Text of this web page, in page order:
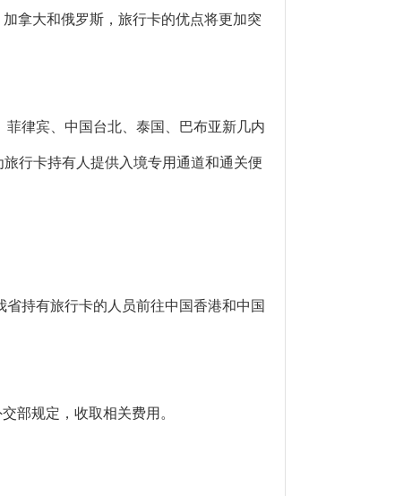
拿大和俄罗斯，旅行卡的优点将更加突
律宾、中国台北、泰国、巴布亚新几内
行卡持有人提供入境专用通道和通关便
持有旅行卡的人员前往中国香港和中国
部规定，收取相关费用。